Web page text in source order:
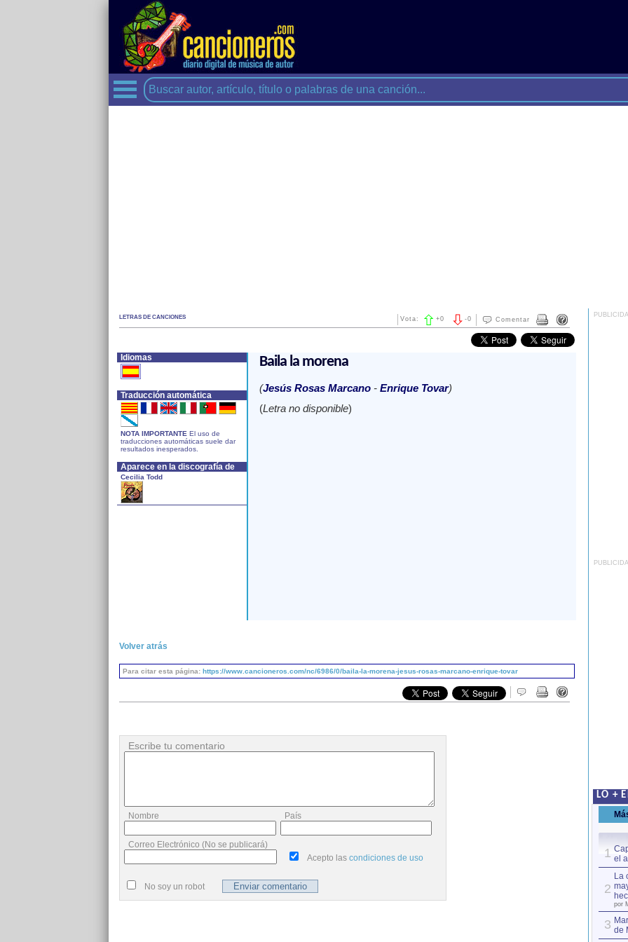
LETRAS DE CANCIONES Comentar
-0
Vota: +0
Idiomas
Traducción automática
NOTA IMPORTANTE El uso de
traducciones automáticas suele dar
resultados inesperados.
Aparece en la discografía de
Cecilia Todd
Baila la morena
(Jesús Rosas Marcano- Enrique Tovar)
(Letra no disponible)
Volver atrás
Para citar esta página: https://www.cancioneros.com/nc/6986/0/baila-la-morena-jesus-rosas-marcano-enrique-tovar
Escribe tu comentario
Nombre País
Correo Electrónico (No se publicará)
Acepto las condiciones de uso
No soy un robot
LO +
1 el
2
La
por
3 de